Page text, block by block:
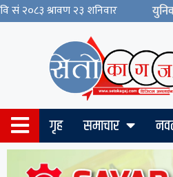
गृह समाचार